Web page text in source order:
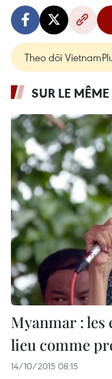
Theo dõi
SUR LE
Myanmar : les
lieu comme
14/10/2015 08:15